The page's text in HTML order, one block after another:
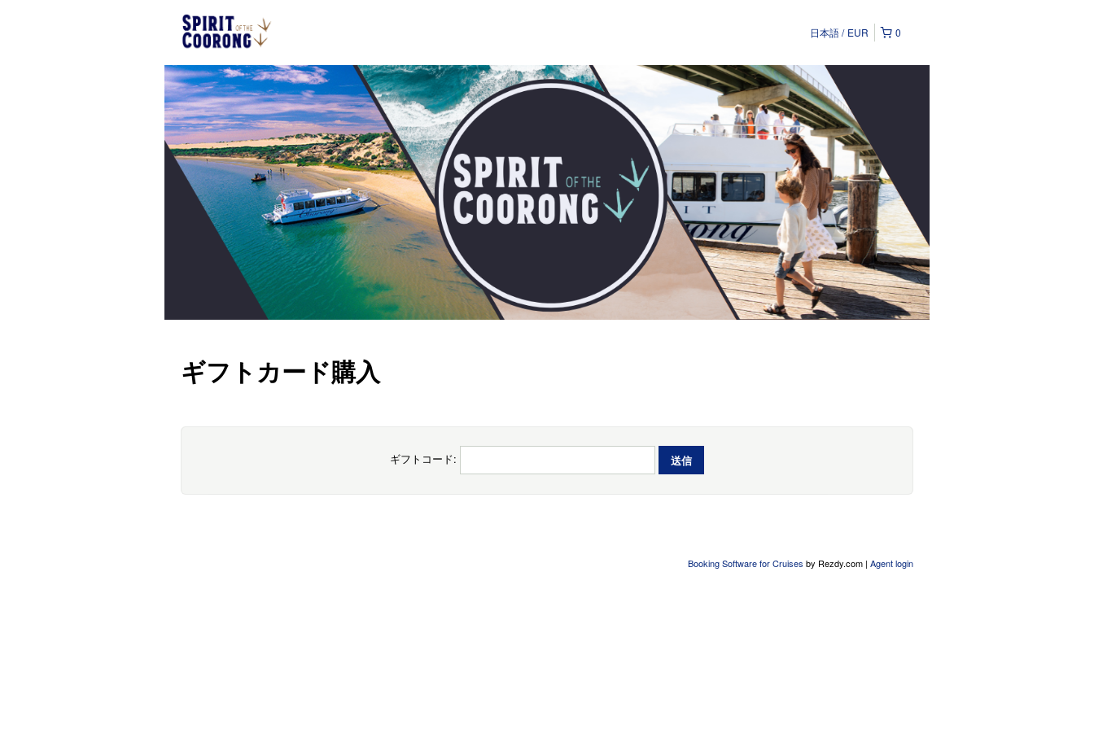
0
日本語 EUR
ギフトカード購入
ギフトコード:
Booking Software for Cruises by Rezdy.com | Agent login